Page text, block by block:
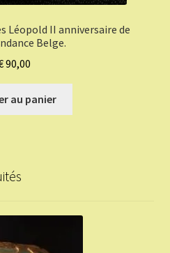
Léopold II anniversaire de
Belge.
90,00
au panier